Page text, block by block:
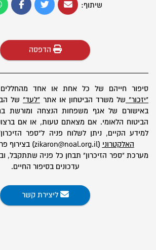
שיתוף:
הדפסה
סיפור חייהם של כל אחת או אחד
"יזכור" של משרד הביטחון או אתר "לעד" של
באישורם של אגף משפחות הנצחה ומורשת
הביטוח הלאומי. אם מצאתם טעות, או אם
למידע הקיים, ניתן לשלוח פניה ל"ספר
האלקטרוני (zikaron@noal.org.il) בצירוף פרטיכם המלאים.
מערכת "ספר הזיכרון" תבחן כל פניה שתתקבל,
עדכונים בסיפור החיים.
ליצירת קשר